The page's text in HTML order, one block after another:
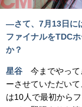
―さて、7月13日に
ファイナルをTDC
か？
星谷 今までやって
ーさせていただい
は10人で最初から